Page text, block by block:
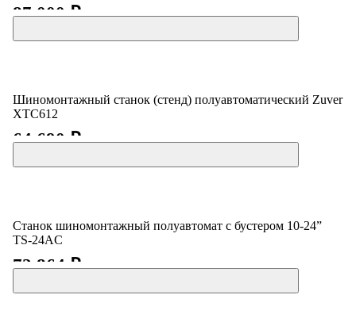
87 000 ₽
Шиномонтажный станок (стенд) полуавтоматический Zuver
XTC612
64 690 ₽
Станок шиномонтажный полуавтомат с бустером 10-24”
TS-24AC
72 864 ₽